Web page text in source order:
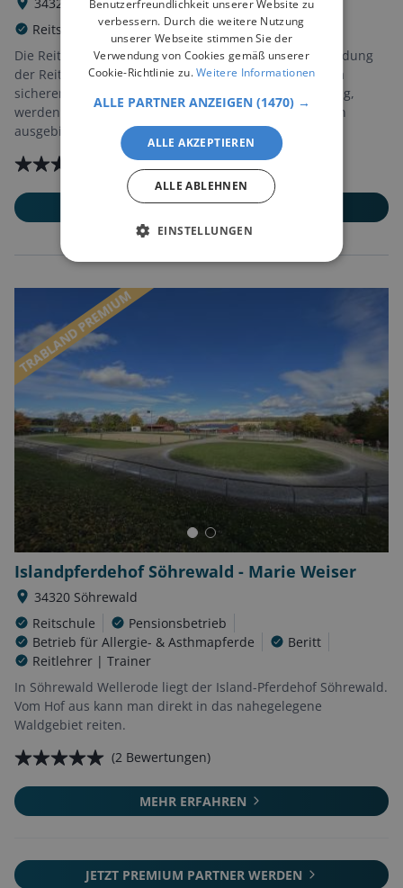
Reitschule
Reitlehrer | Trainer
Die Reitschule Söhrewald bietet eine vielseitige Ausbildung
der Reitschüler. Vom Anfang in der Reitschule bis zum
sicheren Freizeitreiter oder bis zur Turniervorbereitung,
werden die Reitschüler auf unseren Islandpferden von
ausgebildeten IPZV-Trainern begleitet.
20Bewertungen)
MEHR ERFAHREN
TRABLAND PREMIUM
Islandpferdehof Söhrewald - Marie Weiser
34320 Söhrewald
Reitschule
Pensionsbetrieb
Betrieb für Allergie- & Asthmapferde
Beritt
Reitlehrer | Trainer
In Söhrewald Wellerode liegt der Island-Pferdehof Söhrewald.
Vom Hof aus kann man direkt in das nahegelegene
Waldgebiet reiten.
(2 Bewertungen)
MEHR ERFAHREN
JETZT PREMIUM PARTNER WERDEN
Benutzerfreundlichkeit unserer Website zu
verbessern. Durch die weitere Nutzung
unserer Webseite stimmen Sie der
Verwendung von Cookies gemäß unserer
Cookie-Richtlinie zu.Weitere Informationen
ALLE PARTNER ANZEIGEN (1470) →
ALLE AKZEPTIEREN
ALLE ABLEHNEN
EINSTELLUNGEN